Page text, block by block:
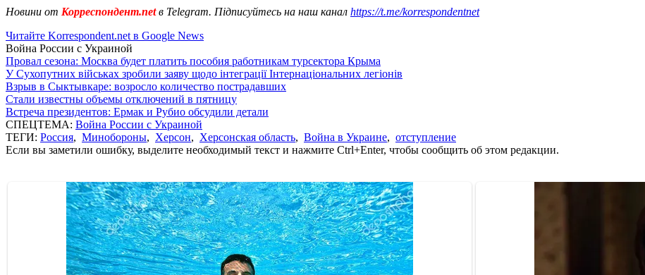
Новини от Корреспондент.netв Telegram. Підписуйтесь на наш канал https://t.me/korrespondentnet
Читайте Korrespondent.net в Google News
Война России с Украиной
Провал сезона: Москва будет платить пособия работникам турсектора Крыма
У Сухопутних військах зробили заяву щодо інтеграції Інтернаціональних легіонів
Взрыв в Сыктывкаре: возросло количество пострадавших
Стали известны объемы отключений в пятницу
Встреча президентов: Ермак и Рубио обсудили детали
СПЕЦТЕМА: Война России с Украиной
ТЕГИ: Россия, Минобороны, Херсон, Херсонская область, Война в Украине, отступление
Если вы заметили ошибку, выделите необходимый текст и нажмите Ctrl+Enter, чтобы сообщить об этом редакции.